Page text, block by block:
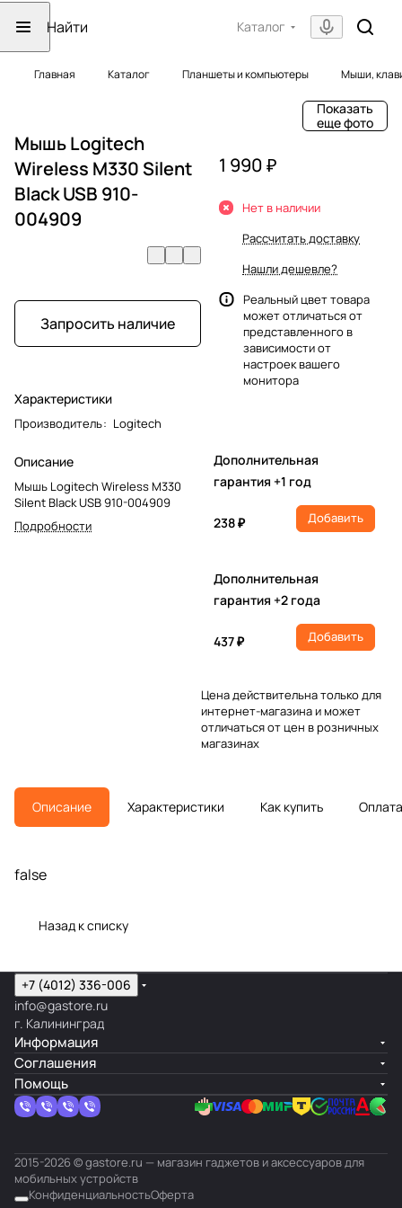
Каталог
Главная Каталог Планшеты и компьютеры Мыши,
Показать
еще фото
Мышь Logitech
Wireless M330 Silent
Black USB 910-
004909
Запросить наличие
Характеристики
Производитель: Logitech
Описание
Мышь Logitech Wireless M330
Silent Black USB 910-004909
Подробности
1 990 ₽
Нет в наличии
Рассчитать доставку
Нашли дешевле?
Реальный цвет товара
может отличаться от
представленного в
зависимости от
настроек вашего
монитора
Дополнительная
гарантия +1 год
238 ₽ Добавить
Дополнительная
гарантия +2 года
437 ₽ Добавить
Цена действительна только для
интернет-магазина и может
отличаться от цен в розничных
магазинах
Описание Характеристики Как купить Оплата
false
Назад к списку
+7 (4012) 336-006
info@gastore.ru
г. Калининград
Информация
Соглашения
Помощь
2015-2026 © gastore.ru — магазин гаджетов и аксессуаров для
мобильных устройств
КонфиденциальностьОферта